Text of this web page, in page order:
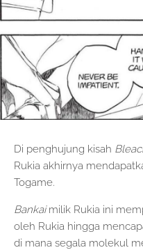
Di penghujung kisah
Rukia akhirnya
Togame.
Bankaimilik Rukia ini
oleh Rukia hingga
di mana segala molekul